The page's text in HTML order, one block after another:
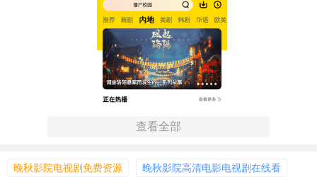
查看全部
晚秋影院电视剧免费资源 晚秋影院高清电影电视剧在线看